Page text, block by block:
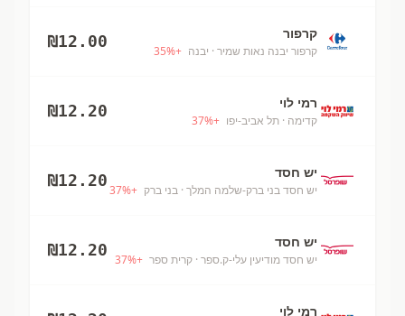
קרפור
קרפור יבנה נאות שמיר · יבנה +
35%
₪12.00
רמי לוי
קדימה · תל אביב-יפו +
37%
₪12.20
יש חסד
יש חסד בני ברק-שלמה המלך · בני ברק +
37%
₪12.20
יש חסד
יש חסד מודיעין עלי-ק.ספר · קרית ספר +
37%
₪12.20
רמי לוי